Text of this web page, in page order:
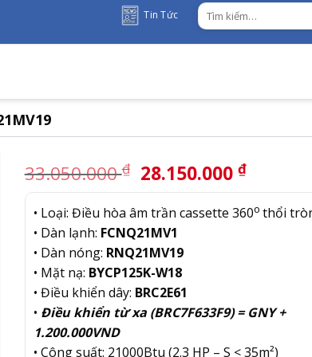
Tin Tức
Tìm
kiếm:
33.050.000₫ Giá
gốc
là:
33.050.000 ₫.
28.150.000₫
hiện
tại
• Loại: Điều hòa âm trần cassette 360o thổi
• Dàn lạnh: FCNQ21MV1
• Dàn nóng: RNQ21MV19
• Mặt nạ: BYCP125K-W18
• Điều khiển dây: BRC2E61
• Điều khiển từ xa (BRC7F633F9) = GNY +
1.200.000VND
• Công suất: 21000Btu (2.3 HP – S < 35m²)